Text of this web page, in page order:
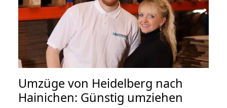
Umzüge von Heidelberg nach
Hainichen: Günstig umziehen